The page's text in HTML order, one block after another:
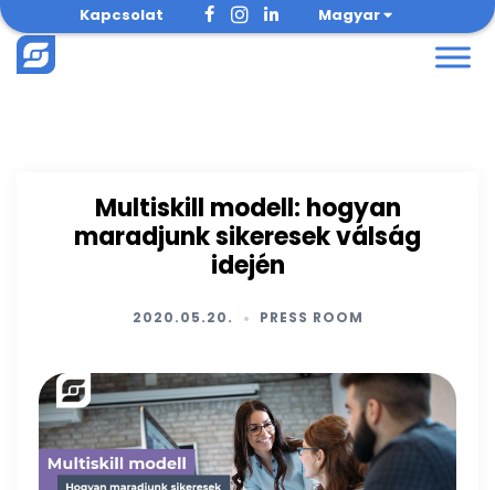
Skip
to
content
Kapcsolat Magyar
Multiskill modell: hogyan
maradjunk sikeresek válság
idején
2020.05.20. PRESS ROOM